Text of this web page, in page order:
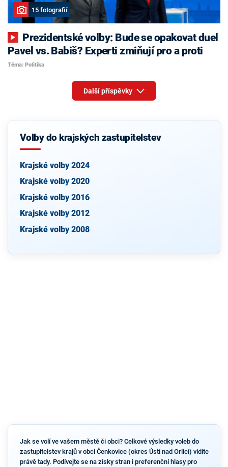
15 fotografií
Pavel vs. Babiš? Experti zmiňují pro a proti
Téma: Politika
Další příspěvky
Volby do krajských zastupitelstev
Krajské volby 2024
Krajské volby 2020
Krajské volby 2016
Krajské volby 2012
Krajské volby 2008
Jak se volí ve vašem městě či obci? Celkové výsledky voleb do
zastupitelstev krajů v obci Čenkovice (okres Ústí nad Orlicí) vidíte
právě tady. Podívejte se na zisky stran i preferenční hlasy pro